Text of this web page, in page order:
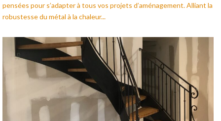
pensées pour s’adapter à tous vos projets d’aménagement. Alliant la
robustesse du métal à la chaleur...